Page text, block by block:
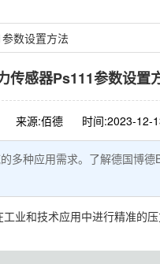
数设置方法
传感器Ps111参数设置
来源:佰德 时间:2023-12-
多种应用需求。了解德国博
业和技术应用中进行精准的